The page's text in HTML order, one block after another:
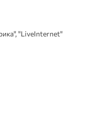
"LiveInternet"